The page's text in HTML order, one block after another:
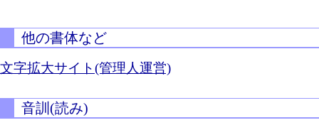
他の書体など
文字拡大サイト(管理人運営)
音訓(読み)